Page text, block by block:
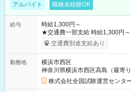
アルバイト 職種未経験OK
給与
時給1,300円～
★交通費一部支給 時給1,300円～ ※試験・役割により手当あり
※勤務回数により昇給あり 【即
り！】 希望される場合、勤務か
例】 ・河合塾模擬試験 8:30～
×8時間＝日収10,400円＋交通費
円の場合あり ・国家試験 7:00
円（役割手当＋100円）×6時間＝日
交通費別途支給あり
勤務地
横浜市西区
神奈川県横浜市西区高島（最寄り
株式会社全国試験運営センタ